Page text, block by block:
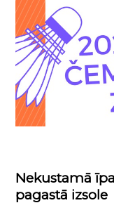
Nekustamā
pagastā izsole